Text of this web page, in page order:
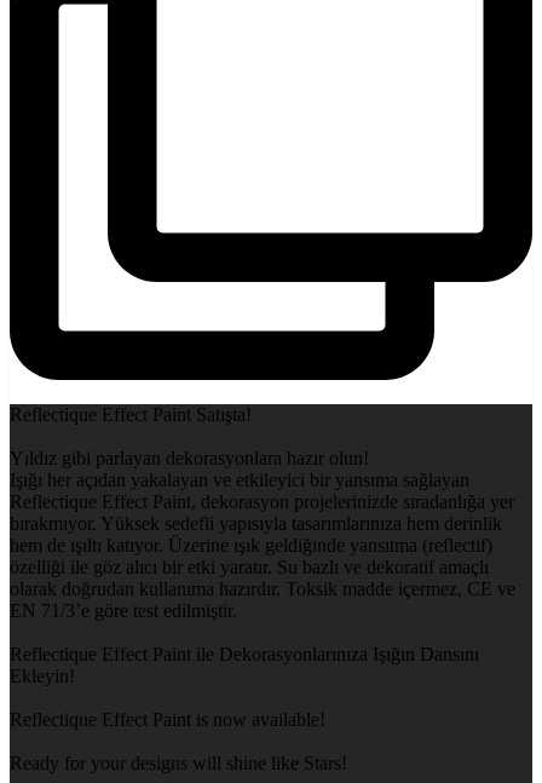
Reflectique Effect Paint Satışta!
Yıldız gibi parlayan dekorasyonlara hazır olun!
Işığı her açıdan yakalayan ve etkileyici bir yansıma sağlayan
Reflectique Effect Paint, dekorasyon projelerinizde sıradanlığa yer
bırakmıyor. Yüksek sedefli yapısıyla tasarımlarınıza hem derinlik
hem de ışıltı katıyor. Üzerine ışık geldiğinde yansıtma (reflectif)
özelliği ile göz alıcı bir etki yaratır. Su bazlı ve dekoratif amaçlı
olarak doğrudan kullanıma hazırdır. Toksik madde içermez, CE ve
EN 71/3’e göre test edilmiştir.
Reflectique Effect Paint ile Dekorasyonlarınıza Işığın Dansını
Ekleyin!
Reflectique Effect Paint is now available!
Ready for your designs will shine like Stars!